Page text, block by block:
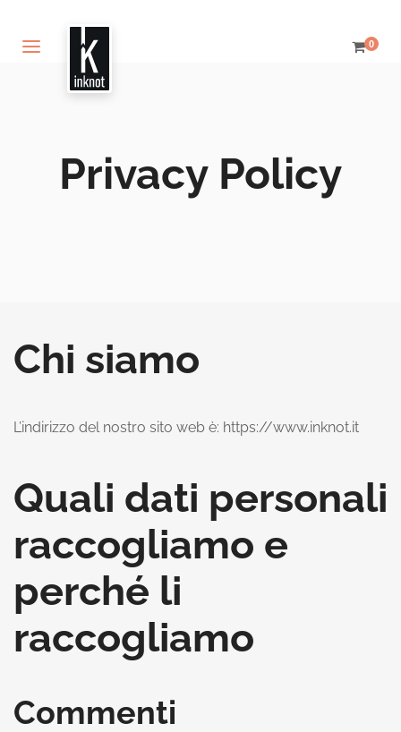
0
Privacy Policy
Chi siamo
L’indirizzo del nostro sito web è: https://www.inknot.it
Quali dati personali
raccogliamo e
perché li
raccogliamo
Commenti